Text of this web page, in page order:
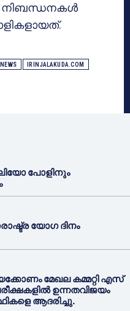
നിബന്ധനകൾ
IRINJALAKUDA.COM
പോളിനും
യോഗ ദിനം
മേഖല കമ്മറ്റി എസ്
ഉന്നതവിജയം
ആദരിച്ചു.